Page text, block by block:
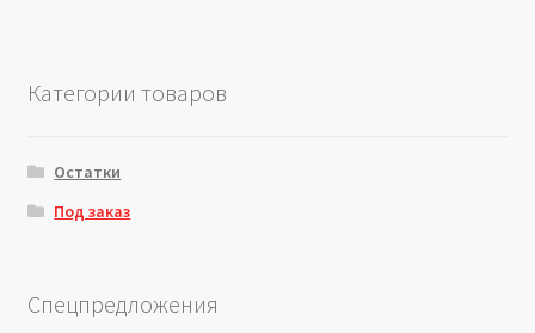
Категории товаров
Остатки
Под заказ
Спецпредложения